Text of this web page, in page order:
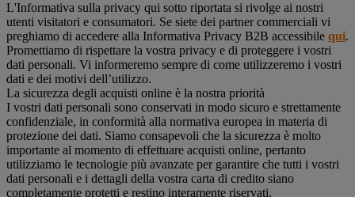
L'Informativa sulla privacy qui sotto riportata si rivolge ai nostri
utenti visitatori e consumatori. Se siete dei partner commerciali vi
preghiamo di accedere alla Informativa Privacy B2B accessibile qui.
Promettiamo di rispettare la vostra privacy e di proteggere i vostri
dati personali. Vi informeremo sempre di come utilizzeremo i vostri
dati e dei motivi dell’utilizzo.
La sicurezza degli acquisti online è la nostra priorità
I vostri dati personali sono conservati in modo sicuro e strettamente
confidenziale, in conformità alla normativa europea in materia di
protezione dei dati. Siamo consapevoli che la sicurezza è molto
importante al momento di effettuare acquisti online, pertanto
utilizziamo le tecnologie più avanzate per garantire che tutti i vostri
dati personali e i dettagli della vostra carta di credito siano
completamente protetti e restino interamente riservati.